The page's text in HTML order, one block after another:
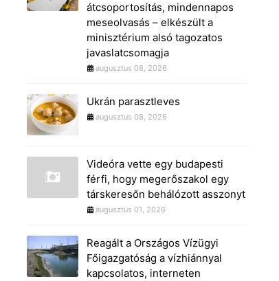
átcsoportosítás, mindennapos
meseolvasás – elkészült a
minisztérium alsó tagozatos
javaslatcsomagja
augusztus 08, 2026
Ukrán parasztleves
augusztus 08, 2026
Videóra vette egy budapesti
férfi, hogy megerőszakol egy
társkeresőn behálózott asszonyt
augusztus 01, 2026
Reagált a Országos Vízügyi
Főigazgatóság a vízhiánnyal
kapcsolatos, interneten